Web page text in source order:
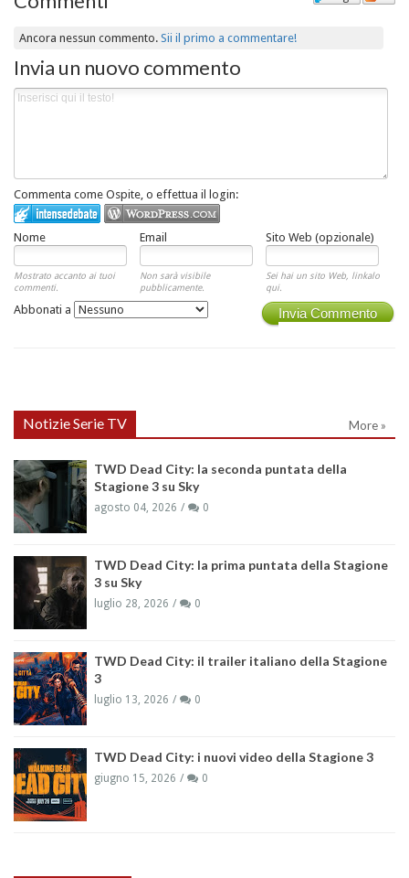
Ancora nessun commento.Sii il primo a commentare!
Invia un nuovo commento
Commenta come Ospite, o effettua il login:
Nome Email Sito Web (opzionale)
Mostrato accanto ai tuoi
commenti.
Non sarà visibile
pubblicamente.
Sei hai un sito Web, linkalo
qui.
Invia Commento
Abbonati a
Notizie Serie TV More »
TWD Dead City: la seconda puntata della
Stagione 3 su Sky
agosto 04, 2026 0
TWD Dead City: la prima puntata della Stagione
3 su Sky
luglio 28, 2026 0
TWD Dead City: il trailer italiano della Stagione
3
luglio 13, 2026 0
TWD Dead City: i nuovi video della Stagione 3
giugno 15, 2026 0